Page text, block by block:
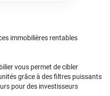
immobilières rentables
vous permet de cibler
grâce à des filtres puissants
pour des investisseurs